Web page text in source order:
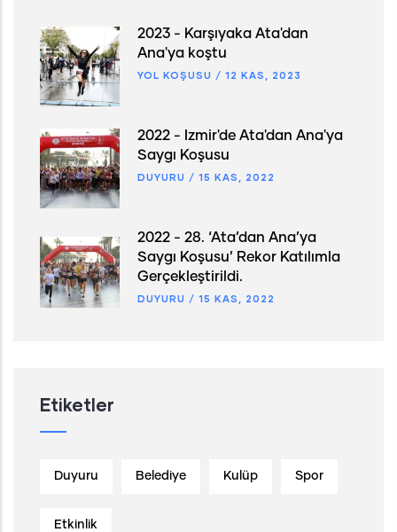
2023 - Karşıyaka Ata'dan
Ana'ya koştu
YOL KOŞUSU / 12 KAS, 2023
2022 - İzmir'de Ata'dan Ana'ya
Saygı Koşusu
DUYURU / 15 KAS, 2022
2022 - 28. ‘Ata’dan Ana’ya
Saygı Koşusu’ Rekor Katılımla
Gerçekleştirildi.
DUYURU / 15 KAS, 2022
Etiketler
Duyuru Belediye Kulüp Spor
Etkinlik